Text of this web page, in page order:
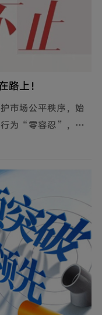
路上！
市场公平秩序，始
行为“零容忍”，是
最坚实的承诺。